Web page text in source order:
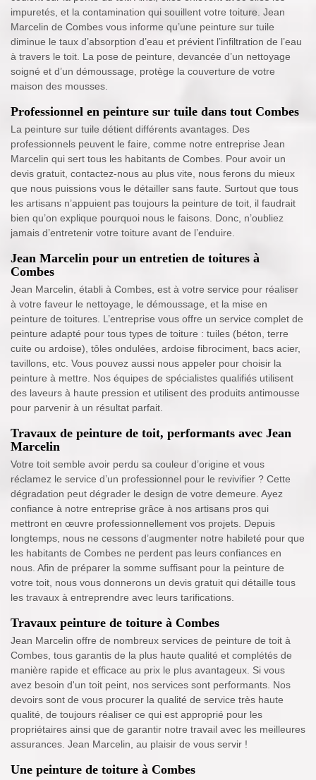
impuretés, et la contamination qui souillent votre toiture. Jean
Marcelin de Combes vous informe qu’une peinture sur tuile
diminue le taux d’absorption d’eau et prévient l’infiltration de l’eau
à travers le toit. La pose de peinture, devancée d’un nettoyage
soigné et d’un démoussage, protège la couverture de votre
maison des mousses.
Professionnel en peinture sur tuile dans tout Combes
La peinture sur tuile détient différents avantages. Des
professionnels peuvent le faire, comme notre entreprise Jean
Marcelin qui sert tous les habitants de Combes. Pour avoir un
devis gratuit, contactez-nous au plus vite, nous ferons du mieux
que nous puissions vous le détailler sans faute. Surtout que tous
les artisans n’appuient pas toujours la peinture de toit, il faudrait
bien qu’on explique pourquoi nous le faisons. Donc, n’oubliez
jamais d’entretenir votre toiture avant de l’enduire.
Jean Marcelin pour un entretien de toitures à
Combes
Jean Marcelin, établi à Combes, est à votre service pour réaliser
à votre faveur le nettoyage, le démoussage, et la mise en
peinture de toitures. L’entreprise vous offre un service complet de
peinture adapté pour tous types de toiture : tuiles (béton, terre
cuite ou ardoise), tôles ondulées, ardoise fibrociment, bacs acier,
tavillons, etc. Vous pouvez aussi nous appeler pour choisir la
peinture à mettre. Nos équipes de spécialistes qualifiés utilisent
des laveurs à haute pression et utilisent des produits antimousse
pour parvenir à un résultat parfait.
Travaux de peinture de toit, performants avec Jean
Marcelin
Votre toit semble avoir perdu sa couleur d’origine et vous
réclamez le service d’un professionnel pour le revivifier ? Cette
dégradation peut dégrader le design de votre demeure. Ayez
confiance à notre entreprise grâce à nos artisans pros qui
mettront en œuvre professionnellement vos projets. Depuis
longtemps, nous ne cessons d’augmenter notre habileté pour que
les habitants de Combes ne perdent pas leurs confiances en
nous. Afin de préparer la somme suffisant pour la peinture de
votre toit, nous vous donnerons un devis gratuit qui détaille tous
les travaux à entreprendre avec leurs tarifications.
Travaux peinture de toiture à Combes
Jean Marcelin offre de nombreux services de peinture de toit à
Combes, tous garantis de la plus haute qualité et complétés de
manière rapide et efficace au prix le plus avantageux. Si vous
avez besoin d'un toit peint, nos services sont performants. Nos
devoirs sont de vous procurer la qualité de service très haute
qualité, de toujours réaliser ce qui est approprié pour les
propriétaires ainsi que de garantir notre travail avec les meilleures
assurances. Jean Marcelin, au plaisir de vous servir !
Une peinture de toiture à Combes